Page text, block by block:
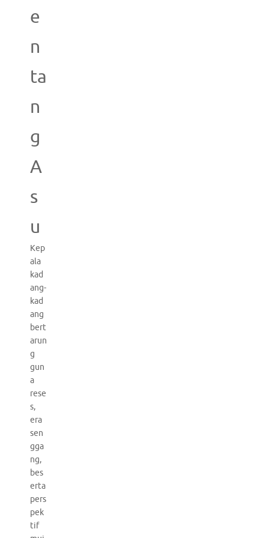
e
n
ta
n
g
A
s
u
Kep
ala
kad
ang-
kad
ang
bert
arun
g
gun
a
rese
s,
era
sen
gga
ng,
bes
erta
pers
pek
tif